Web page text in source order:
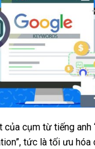
của cụm từ tiếng anh
tức là tối ưu